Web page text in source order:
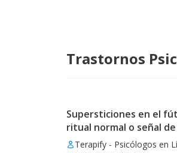
Trastornos
Supersticiones en el
ritual normal o señal de
Terapify - Psicólogos en